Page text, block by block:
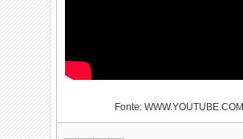
Fonte: WWW.YOUTUBE.COM